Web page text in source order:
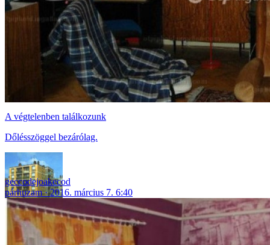
A végtelenben találkozunk
Dőlésszöggel bezárólag.
geccodejoakecod
párhuzam
2016. március 7. 6:40